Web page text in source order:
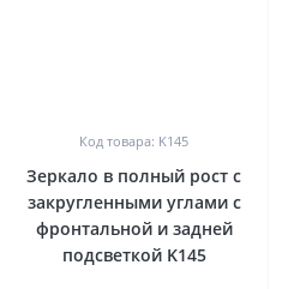
Код товара: K145
Зеркало в полный рост с
закругленными углами с
фронтальной и задней
подсветкой K145